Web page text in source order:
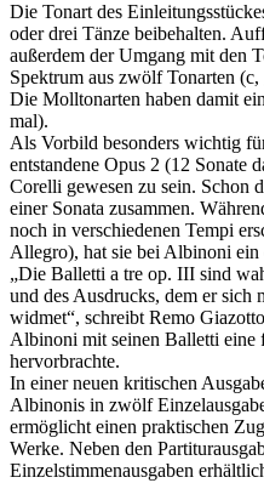
Die Tonart des
oder drei Tänze beibehalten.
außerdem der Umgang mit den
Spektrum aus zwölf Tonarten
Die Molltonarten haben damit
mal).
Als Vorbild besonders wichtig
entstandene Opus 2 (12 Sonate
Corelli gewesen zu sein. Schon
einer Sonata zusammen.
noch in verschiedenen Tempi
Allegro), hat sie bei Albinoni
„Die Balletti a tre op. III sind
und des Ausdrucks, dem er sich
widmet“, schreibt Remo
Albinoni mit seinen Balletti eine
hervorbrachte.
In einer neuen kritischen
Albinonis in zwölf
ermöglicht einen praktischen
Werke. Neben den
Einzelstimmenausgaben